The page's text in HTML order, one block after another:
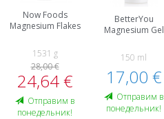
Now Foods
Magnesium Flakes
1531 g
28,00 €
24,64 €
Oтправим в
понедельник!
BetterYou
Magnesium Gel
150 ml
17,00 €
Oтправим в
понедельник!